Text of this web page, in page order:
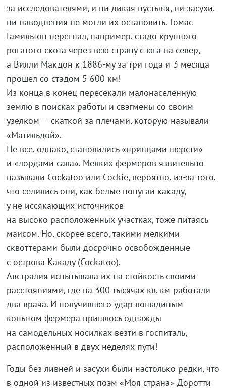
за исследователями, и ни дикая пустыня, ни засухи,
ни наводнения не могли их остановить. Томас
Гамильтон перегнал, например, стадо крупного
рогатого скота через всю страну с юга на север,
а Вилли Макдон к 1886-му за три года и 3 месяца
прошел со стадом 5 600 км!
Из конца в конец пересекали малонаселенную
землю в поисках работы и свэгмены со своим
узелком — скаткой за плечами, которую называли
«Матильдой».
Не все, однако, становились «принцами шерсти»
и «лордами сала». Мелких фермеров язвительно
называли Cockatoo или Cockie, вероятно, из-за того,
что селились они, как белые попугаи какаду,
у не иссякающих источников
на высоко расположенных участках, тоже питаясь
маисом. Но, скорее всего, такими мелкими
сквоттерами были досрочно освобожденные
с острова Какаду (Cockatoo).
Австралия испытывала их на стойкость своими
расстояниями, где на 300 тысячах кв. км работали
два врача. И получившего удар лошадиным
копытом фермера пришлось однажды
на самодельных носилках везти в госпиталь,
расположенный в двух неделях пути!
Годы без ливней и засухи были настолько редки, что
в одной из известных поэм «Моя страна» Доротти